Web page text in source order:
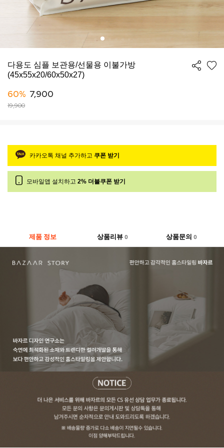
다용도 심플 보관용/선물용 이불가방
(45x55x20/60x50x27)
60% 7,900
19,900
카카오톡 채널 추가하고 쿠폰 받기
모바일앱 설치하고 2% 더블쿠폰 받기
제품 정보 상품리뷰 0 상품문의0